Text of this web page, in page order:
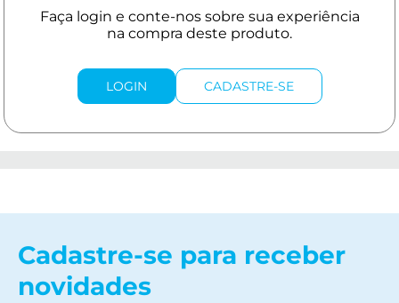
LOGIN CADASTRE-SE
Cadastre-se para receber
novidades